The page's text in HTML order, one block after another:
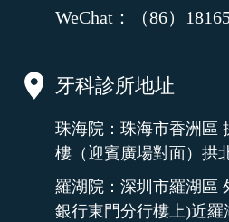
WeChat：（86）
牙科診所地址
珠海院：珠海市香洲區
樓（迎賓廣場對面）拱
羅湖院：深圳市羅湖區
銀行東門分行樓上)近